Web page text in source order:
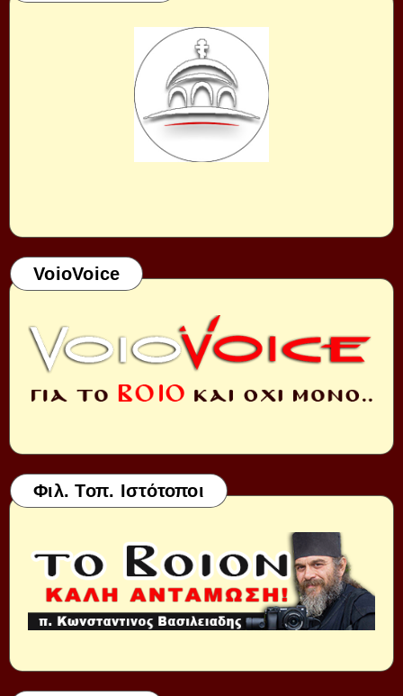
VoioVoice
Φιλ. Τοπ. Ιστότοποι